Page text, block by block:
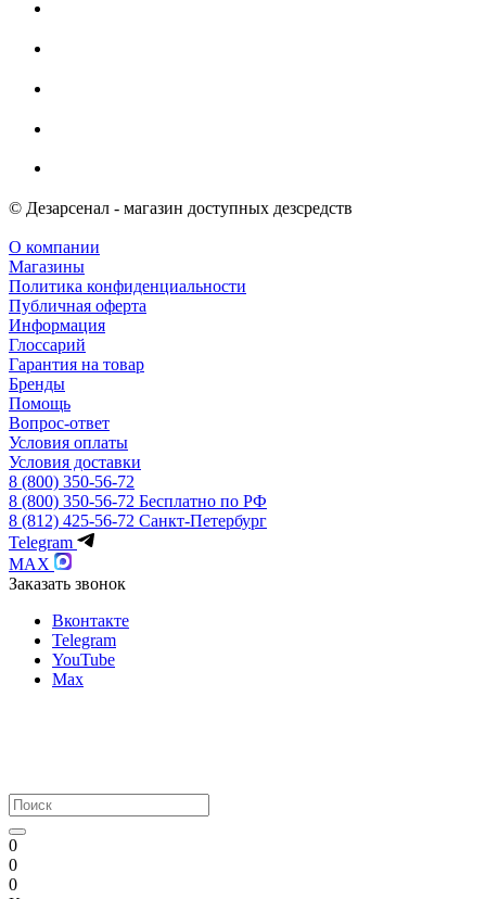
© Дезарсенал - магазин доступных дезсредств
О компании
Магазины
Политика конфиденциальности
Публичная оферта
Информация
Глоссарий
Гарантия на товар
Бренды
Помощь
Вопрос-ответ
Условия оплаты
Условия доставки
8 (800) 350-56-72
8 (800) 350-56-72 Бесплатно по РФ
8 (812) 425-56-72 Санкт-Петербург
Telegram
MAX
Заказать звонок
Вконтакте
Telegram
YouTube
Max
0
0
0